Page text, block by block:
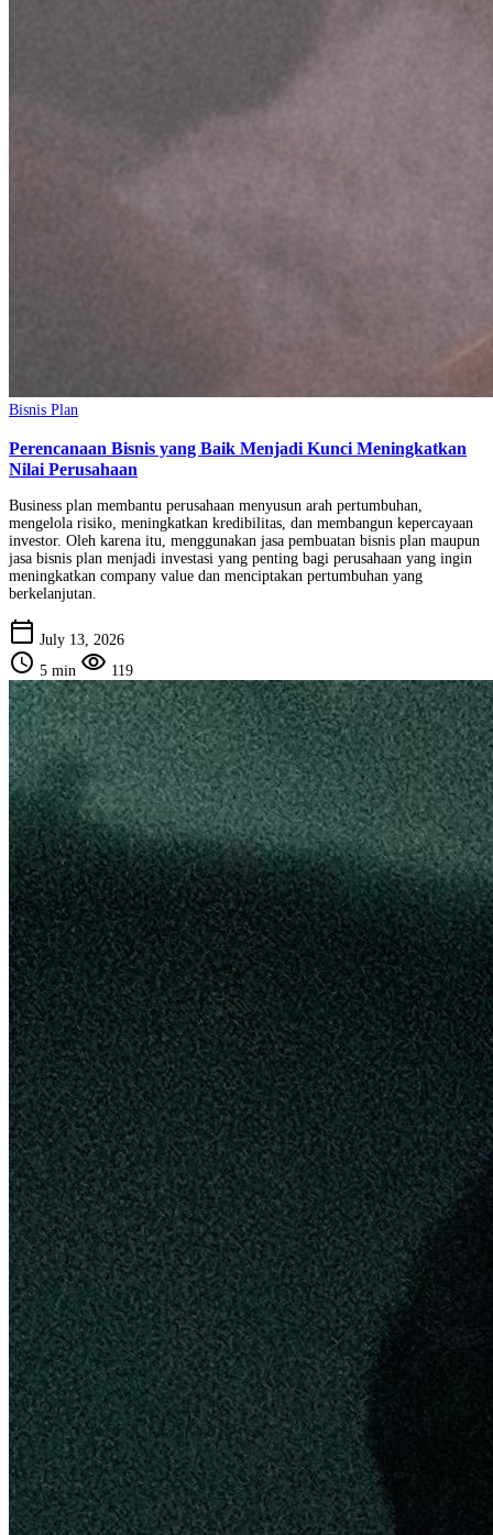
Bisnis Plan
Perencanaan Bisnis yang Baik Menjadi Kunci Meningkatkan
Nilai Perusahaan
Business plan membantu perusahaan menyusun arah pertumbuhan,
mengelola risiko, meningkatkan kredibilitas, dan membangun kepercayaan
investor. Oleh karena itu, menggunakan jasa pembuatan bisnis plan maupun
jasa bisnis plan menjadi investasi yang penting bagi perusahaan yang ingin
meningkatkan company value dan menciptakan pertumbuhan yang
berkelanjutan.
calendar_today July 13, 2026
schedule 5 min visibility 119